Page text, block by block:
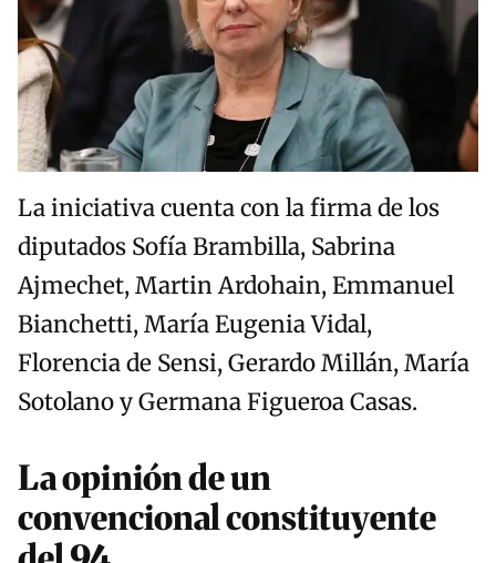
La iniciativa cuenta con la firma de los
diputados Sofía Brambilla, Sabrina
Ajmechet, Martin Ardohain, Emmanuel
Bianchetti, María Eugenia Vidal,
Florencia de Sensi, Gerardo Millán, María
Sotolano y Germana Figueroa Casas.
La opinión de un
convencional constituyente